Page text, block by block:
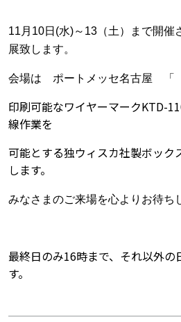
11月10日(水)～13（土）まで開催
展致します。
会場は ポートメッセ名古屋 「
印刷可能なワイヤーマークKTD-
線作業を
可能とする独ウィスカ社製ボック
します。
みなさまのご来場を心よりお待ち
最終日のみ16時まで、それ以外の
す。